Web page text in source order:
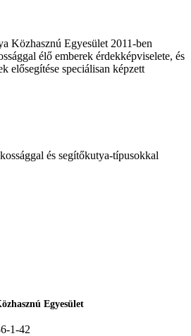
Közhasznú Egyesület 2011-ben
élő emberek érdekképviselete, és
elősegítése speciálisan képzett
és segítőkutya-típusokkal
Egyesület
1-42